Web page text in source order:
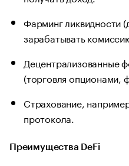
Фарминг ликвидности
зарабатывать
Децентрализованные
(торговля опционами,
Страхование,
протокола.
Преимущества DeFi